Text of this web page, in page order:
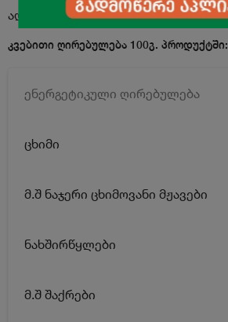
აღწერა
კვებითი ღირებულება 100გ. პროდუქტში:
ენერგეტიკული ღირებულება
ცხიმი
მ.შ ნაჯერი ცხიმოვანი მჟავები
ნახშირწყლები
მ.შ შაქრები